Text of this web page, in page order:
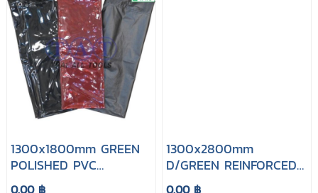
1300x1800mm GREEN
POLISHED PVC
WELDING CURTAIN
0.00 ฿
1300x2800mm
D/GREEN REINFORCED
PVC WELDING CURTAIN
0.00 ฿